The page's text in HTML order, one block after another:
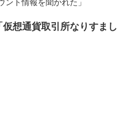
想通貨取引所なりすまし